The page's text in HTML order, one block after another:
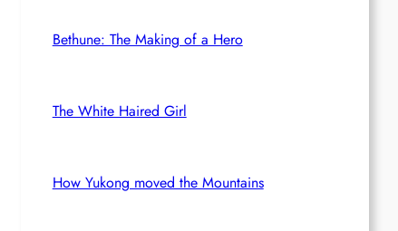
Bethune: The Making of a Hero
The White Haired Girl
How Yukong moved the Mountains